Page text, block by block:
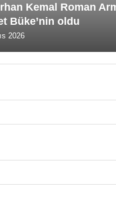
Kemal Roman
Büke’nin oldu
2026